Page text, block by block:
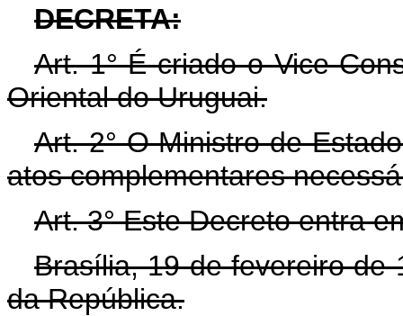
DECRETA:
Art. 1° É criado o Vice-
Oriental do Uruguai.
Art. 2° O Ministro de
atos complementares
Art. 3° Este Decreto entra
Brasília, 19 de fevereiro de
da República.